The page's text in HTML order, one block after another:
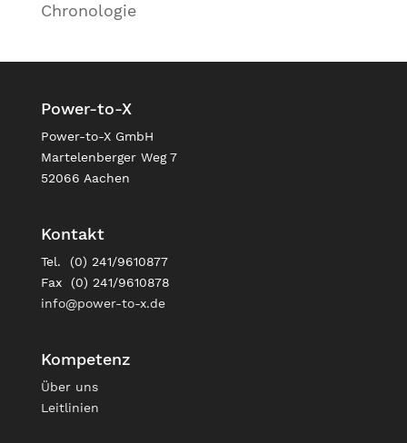
Chronologie
Power-to-X
Power-to-X GmbH
Martelenberger Weg 7
52066 Aachen
Kontakt
Tel. (0) 241/9610877
Fax (0) 241/9610878
info@power-to-x.de
Kompetenz
Über uns
Leitlinien